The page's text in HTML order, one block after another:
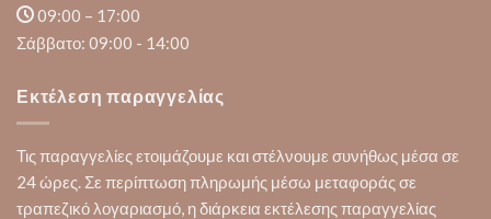
09:00 – 17:00
Σάββατο: 09:00 - 14:00
Εκτέλεση παραγγελίας
Τις παραγγελίες ετοιμάζουμε και στέλνουμε συνήθως μέσα σε
24 ώρες. Σε περίπτωση πληρωμής μέσω μεταφοράς σε
τραπεζικό λογαριασμό, η διάρκεια εκτέλεσης παραγγελίας